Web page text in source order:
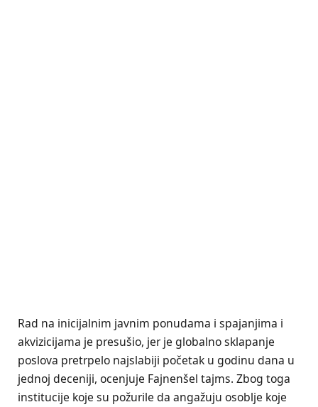
Rad na inicijalnim javnim ponudama i spajanjima i
akvizicijama je presušio, jer je globalno sklapanje
poslova pretrpelo najslabiji početak u godinu dana u
jednoj deceniji, ocenjuje Fajnenšel tajms. Zbog toga
institucije koje su požurile da angažuju osoblje koje